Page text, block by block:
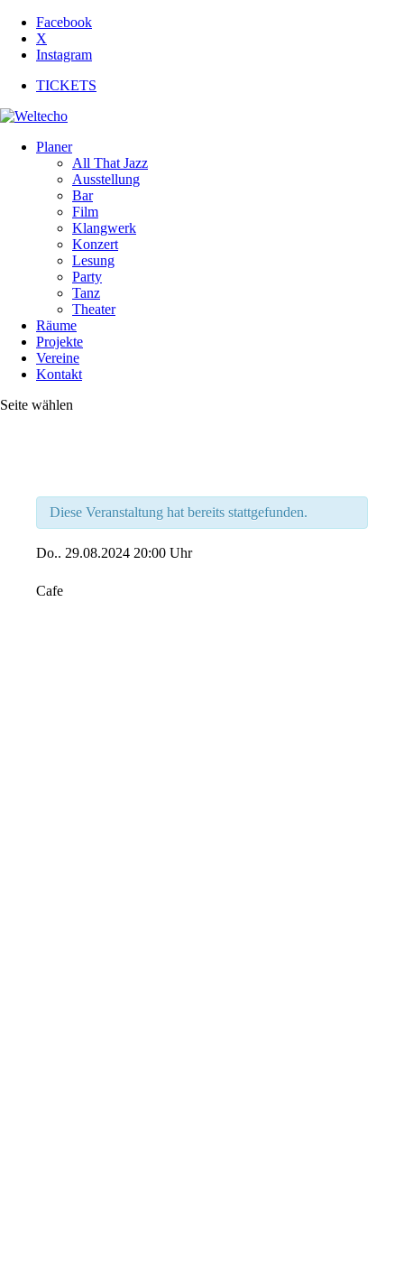
Facebook
X
Instagram
TICKETS
Planer
All That Jazz
Ausstellung
Bar
Film
Klangwerk
Konzert
Lesung
Party
Tanz
Theater
Räume
Projekte
Vereine
Kontakt
Seite wählen
Diese Veranstaltung hat bereits stattgefunden.
Do.. 29.08.2024 20:00 Uhr
Cafe